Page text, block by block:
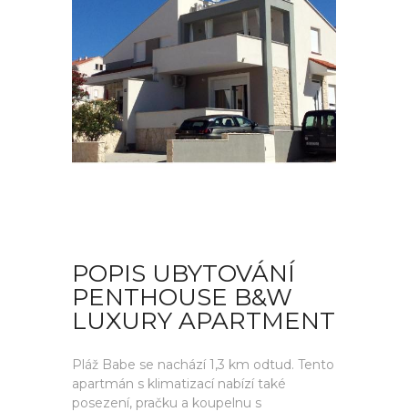
POPIS UBYTOVÁNÍ
PENTHOUSE B&W
LUXURY APARTMENT
Pláž Babe se nachází 1,3 km odtud. Tento
apartmán s klimatizací nabízí také
posezení, pračku a koupelnu s